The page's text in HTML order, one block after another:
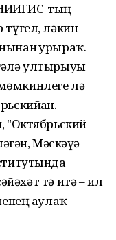
тың
ләкин
ҙурыраҡ.
ултырыуы
лә
"Октябрьский
Мәскәүҙә
тә итә – ил
аулаҡ